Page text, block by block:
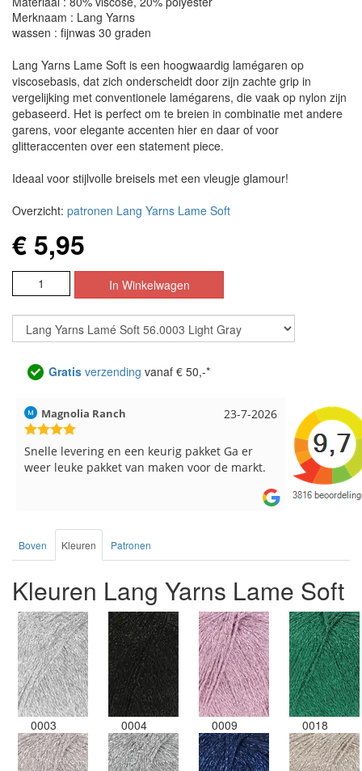
Merknaam : Lang Yarns
wassen : fijnwas 30 graden
Lang Yarns Lame Soft is een hoogwaardig lamégaren op
viscosebasis, dat zich onderscheidt door zijn zachte grip in
vergelijking met conventionele lamégarens, die vaak op nylon zijn
gebaseerd. Het is perfect om te breien in combinatie met andere
garens, voor elegante accenten hier en daar of voor
glitteraccenten over een statement piece.
Ideaal voor stijlvolle breisels met een vleugje glamour!
Overzicht: patronen Lang Yarns Lame Soft
€ 5,95
Gratis verzending vanaf € 50,-*
23-7-2026
Magnolia Ranch
Snelle levering en een keurig pakket Ga er
weer leuke pakket van maken voor de markt.
Hilde uit
Reeds
de service.
Boven Kleuren Patronen
Kleuren Lang Yarns Lame Soft
0003 0004 0009 0018